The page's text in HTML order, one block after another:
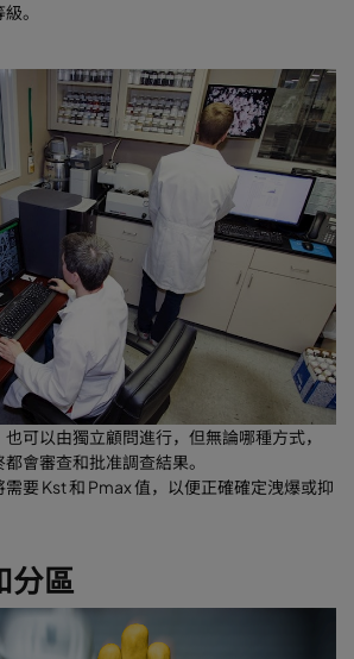
。
可以由獨立顧問進行，但無論哪種方式，
會審查和批准調查結果。
要 Kst 和 Pmax 值，以便正確確定洩爆或抑
分區